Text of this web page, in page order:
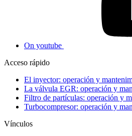
On youtube
Acceso rápido
El inyector: operación y
La válvula EGR: operación y
Filtro de partículas: operación y
Turbocompresor: operación y
Vínculos